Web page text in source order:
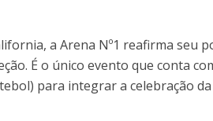
a Arena Nº1 reafirma seu
É o único evento que conta
para integrar a celebração